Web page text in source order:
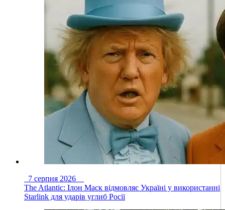
7 серпня 2026
The Atlantic: Ілон Маск відмовляє Україні у використанні
Starlink для ударів углиб Росії